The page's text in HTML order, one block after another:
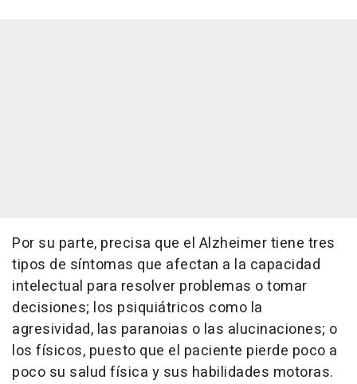
Por su parte, precisa que el Alzheimer tiene tres
tipos de síntomas que afectan a la capacidad
intelectual para resolver problemas o tomar
decisiones; los psiquiátricos como la
agresividad, las paranoias o las alucinaciones; o
los físicos, puesto que el paciente pierde poco a
poco su salud física y sus habilidades motoras.